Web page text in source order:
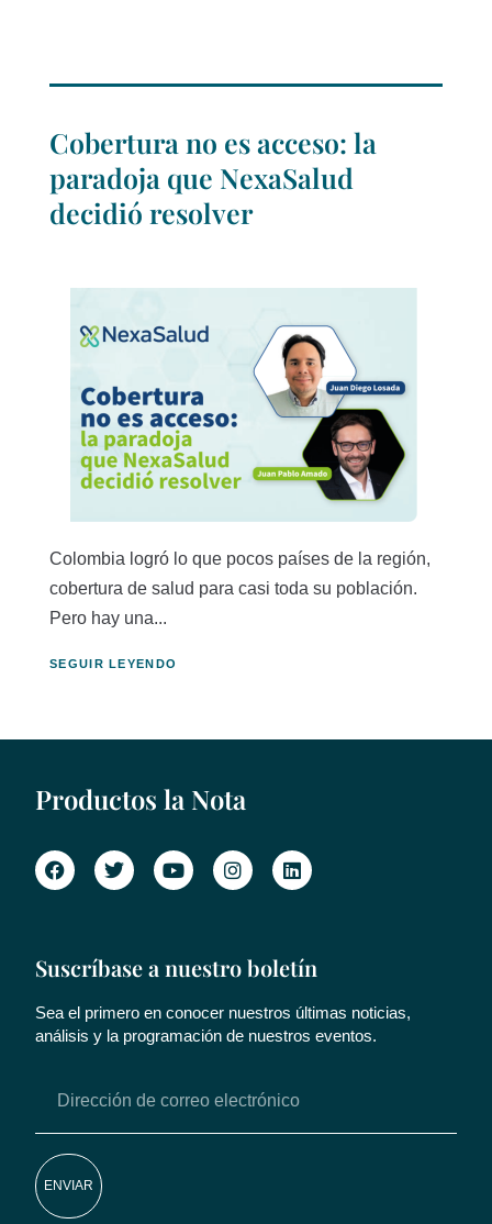
Cobertura no es acceso: la
paradoja que NexaSalud
decidió resolver
Colombia logró lo que pocos países de la región,
cobertura de salud para casi toda su población.
Pero hay una...
SEGUIR LEYENDO
Productos la Nota
Suscríbase a nuestro boletín
Sea el primero en conocer nuestros últimas noticias,
análisis y la programación de nuestros eventos.
ENVIAR